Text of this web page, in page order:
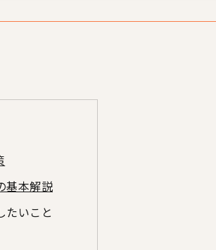
基本解説
たいこと
徴